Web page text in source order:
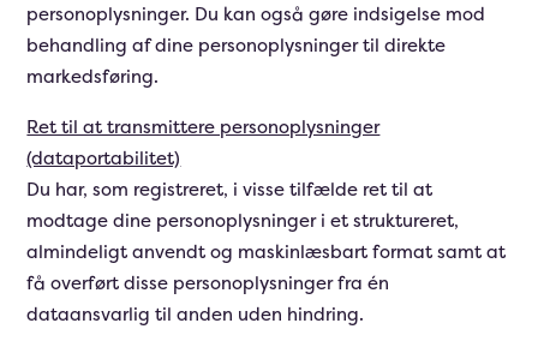
personoplysninger. Du kan også gøre indsigelse mod
behandling af dine personoplysninger til direkte
markedsføring.
Ret til at transmittere personoplysninger
(dataportabilitet)
Du har, som registreret, i visse tilfælde ret til at
modtage dine personoplysninger i et struktureret,
almindeligt anvendt og maskinlæsbart format samt at
få overført disse personoplysninger fra én
dataansvarlig til anden uden hindring.